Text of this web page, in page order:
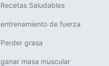
Recetas Saludables
entrenamiento de fuerza
Perder grasa
ganar masa muscular